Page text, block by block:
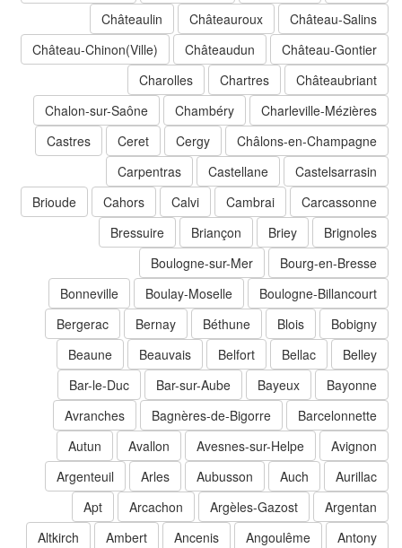
Château-Salins
Châteauroux
Châteaulin
Château-Gontier
Châteaudun
Château-Chinon(Ville)
Châteaubriant
Chartres
Charolles
Charleville-Mézières
Chambéry
Chalon-sur-Saône
Châlons-en-Champagne
Cergy
Ceret
Castres
Castelsarrasin
Castellane
Carpentras
Carcassonne
Cambrai
Calvi
Cahors
Brioude
Brignoles
Briey
Briançon
Bressuire
Bourg-en-Bresse
Boulogne-sur-Mer
Boulogne-Billancourt
Boulay-Moselle
Bonneville
Bobigny
Blois
Béthune
Bernay
Bergerac
Belley
Bellac
Belfort
Beauvais
Beaune
Bayonne
Bayeux
Bar-sur-Aube
Bar-le-Duc
Barcelonnette
Bagnères-de-Bigorre
Avranches
Avignon
Avesnes-sur-Helpe
Avallon
Autun
Aurillac
Auch
Aubusson
Arles
Argenteuil
Argentan
Argèles-Gazost
Arcachon
Antony
Angoulême
Ancenis
Ambert
Altkirch